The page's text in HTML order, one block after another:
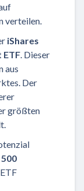
verteilen.
iShares
ETF . Dieser
aus
Der
größten